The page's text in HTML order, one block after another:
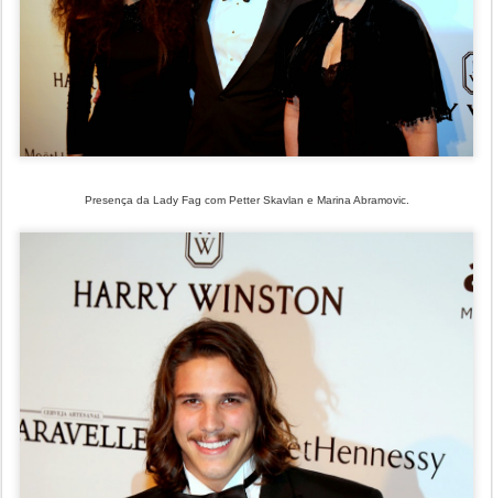
Presença da Lady Fag com Petter Skavlan e Marina Abramovic.